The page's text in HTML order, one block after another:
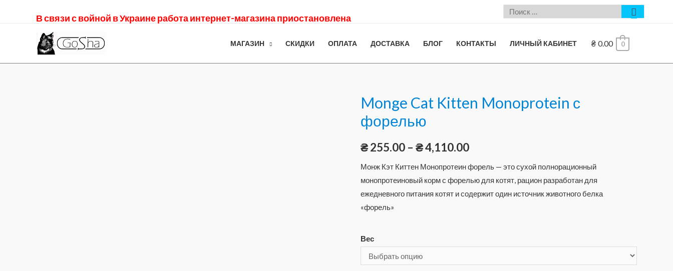
В связи с войной в Украине работа интернет-магазина приостановлена
МАГАЗИН СКИДКИ ОПЛАТА ДОСТАВКА БЛОГ КОНТАКТЫ ЛИЧНЫЙ КАБИНЕТ ₴ 0.00 0
Monge Cat Kitten Monoprotein с
форелью
₴255.00 – ₴4,110.00
Монж Кэт Киттен Монопротеин форель — это сухой полнорационный
монопротеиновый корм с форелью для котят, рацион разработан для
ежедневного питания котят и содержит один источник животного белка
«форель»
Вес